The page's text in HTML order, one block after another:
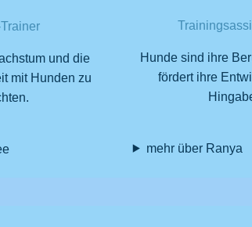
und die
mit Hunden zu
Hunde sind ihre
fördert ihre
mehr über Ranya